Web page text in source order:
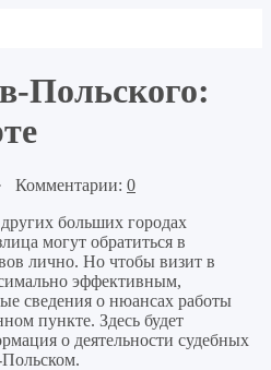
Комментарии: 0
больших городах
могут обратиться в
лично. Но чтобы визит в
эффективным,
сведения о нюансах работы
пункте. Здесь будет
о деятельности судебных